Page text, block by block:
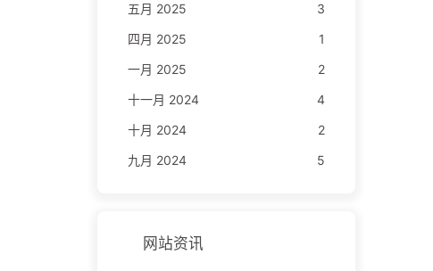
五月 2025
3
四月 2025
1
一月 2025
2
十一月 2024
4
十月 2024
2
九月 2024
5
网站资讯